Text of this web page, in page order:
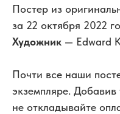
Постер из
за 22 октября 2022
Художник — Edward
Почти все наши
экземпляре. Добавив
не откладывайте